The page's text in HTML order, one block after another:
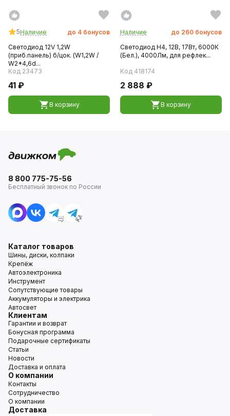
5Наличие до 4 бонусов
Светодиод 12V 1,2W
(приб.панель) б/цок. (W1,2W /
W2*4,6d...
Код 23473
41 ₽
В корзину
Наличие до 260 бонусов
Светодиод H4, 12В, 17Вт, 6000К
(Бел.), 4000Лм, для рефлек...
Код 418174
2 888 ₽
В корзину
8 800 775-75-56
Бесплатный звонок по России
Каталог товаров
Шины, диски, колпаки
Крепёж
Автоэлектроника
Инструмент
Сопутствующие товары
Аккумуляторы и электрика
Автосвет
Клиентам
Гарантии и возврат
Бонусная программа
Подарочные сертификаты
Статьи
Новости
Доставка и оплата
О компании
Контакты
Сотрудничество
О компании
Доставка